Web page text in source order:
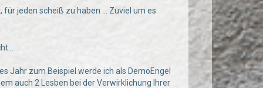
jeden scheiß zu haben … Zuviel um es
Jahr zum Beispiel werde ich als DemoEngel
auch 2 Lesben bei der Verwirklichung Ihrer